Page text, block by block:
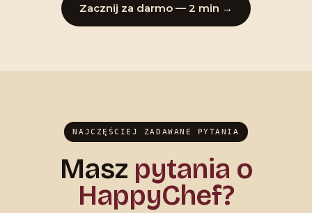
Zacznij za darmo — 2 min →
NAJCZĘŚCIEJ ZADAWANE PYTANIA
Masz pytania o
HappyChef?